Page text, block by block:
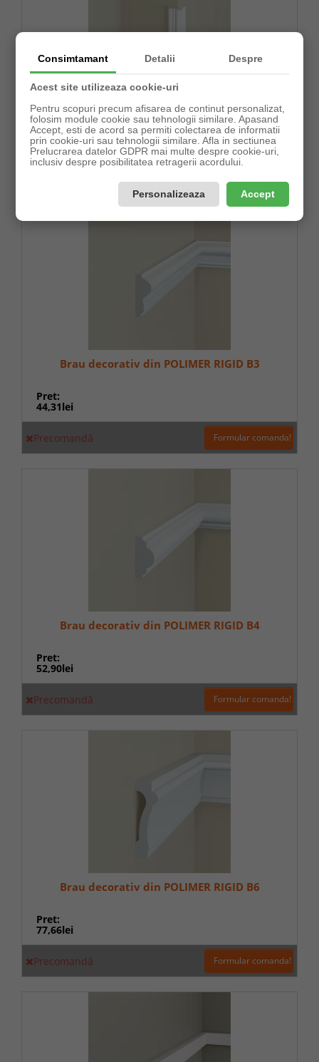
Brau decorativ din POLIMER RIGID B2
Pret:
45,64lei
Brau decorativ din POLIMER RIGID B3
Pret:
44,31lei
Precomandă Formular comanda!
Brau decorativ din POLIMER RIGID B4
Pret:
52,90lei
Precomandă Formular comanda!
Brau decorativ din POLIMER RIGID B6
Pret:
77,66lei
Precomandă Formular comanda!
Consimtamant Detalii Despre
Acest site utilizeaza cookie-uri
Pentru scopuri precum afisarea de continut personalizat,
folosim module cookie sau tehnologii similare. Apasand
Accept, esti de acord sa permiti colectarea de informatii
prin cookie-uri sau tehnologii similare. Afla in sectiunea
Prelucrarea datelor GDPR mai multe despre cookie-uri,
inclusiv despre posibilitatea retragerii acordului.
Personalizeaza Accept